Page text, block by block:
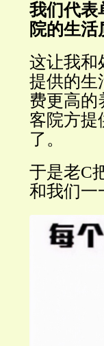
我们代表
院的生活
这让我和
提供的生
费更高的
客院方提
了。
于是老C
和我们一